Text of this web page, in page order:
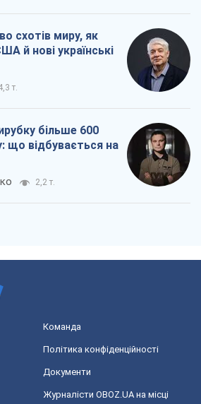
схотів миру, як
й нові українські
т.
більше 600
що відбувається на
2,2 т.
Команда
Політика конфіденційності
Документи
Журналісти OBOZ.UA на місці